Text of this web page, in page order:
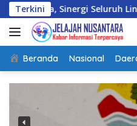
Langsung
ke
konten
Terkini
Seluruh Lini
Beranda Nasional